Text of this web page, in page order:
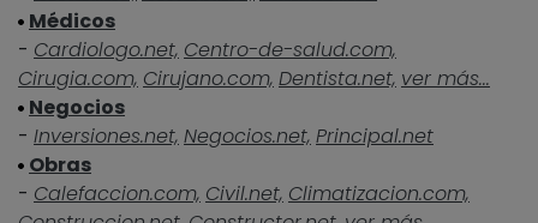
Médicos
- Cardiologo.net, Centro-de-salud.com,
Cirugia.com, Cirujano.com, Dentista.net, ver más...
Negocios
- Inversiones.net, Negocios.net, Principal.net
Obras
- Calefaccion.com, Civil.net, Climatizacion.com,